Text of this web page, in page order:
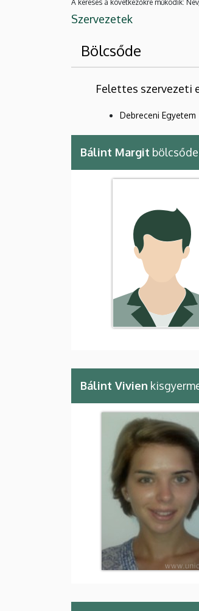
A keresés a következőkre működik:
Szervezetek
Bölcsőde
Felettes szervezeti
Debreceni Egyetem
Bálint Margit
Bálint Vivien